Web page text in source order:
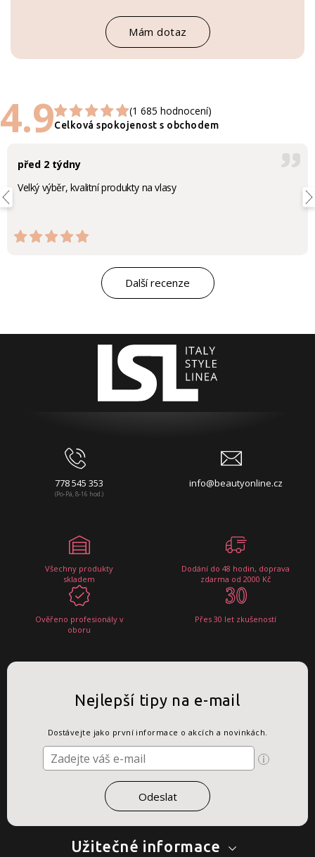
Mám dotaz
4.9 (1 685 hodnocení)
Celková spokojenost s obchodem
před 2 týdny
Velký výběr, kvalitní produkty na vlasy
Další recenze
778 545 353
(Po-Pá, 8-16 hod.)
info@beautyonline.cz
Všechny produkty
skladem
Dodání do 48 hodin, doprava
zdarma od 2000 Kč
Ověřeno profesionály v
oboru
Přes 30 let zkušeností
Užitečné informace
Nejlepší tipy na e-mail
Dostávejte jako první informace o akcích a novinkách.